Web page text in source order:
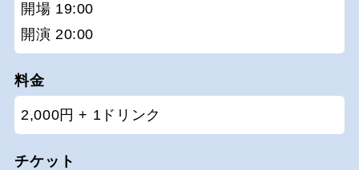
開場 19:00
開演 20:00
料金
2,000円 + 1ドリンク
チケット